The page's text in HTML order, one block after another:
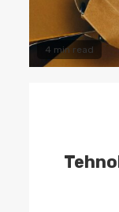
4 min read